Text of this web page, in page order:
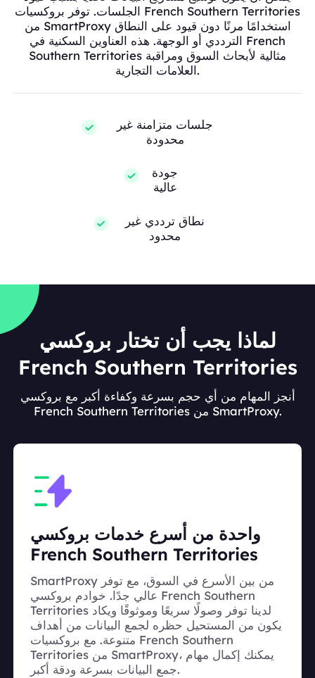
الجلسات. توفر بروكسيات French Southern Territories
من SmartProxy استخدامًا مرنًا دون قيود على النطاق
الترددي أو الوجهة. هذه العناوين السكنية في French
Southern Territories مثالية لأبحاث السوق ومراقبة
العلامات التجارية.
جلسات متزامنة غير
محدودة
جودة
عالية
نطاق ترددي غير
محدود
لماذا يجب أن تختار بروكسي
French Southern Territories
أنجز المهام من أي حجم بسرعة وكفاءة أكبر مع بروكسي
French Southern Territories من SmartProxy.
واحدة من أسرع خدمات بروكسي
French Southern Territories
SmartProxy من بين الأسرع في السوق، مع توفر
عالي جدًا. خوادم بروكسي French Southern
Territories لدينا توفر وصولًا سريعًا وموثوقًا ويكاد
يكون من المستحيل حظره لجمع البيانات من أهداف
متنوعة. مع بروكسيات French Southern
Territories من SmartProxy، يمكنك إكمال مهام
جمع البيانات بسرعة ودقة أكبر.